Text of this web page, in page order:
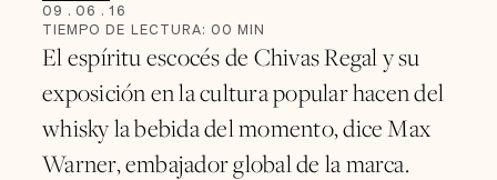
09 . 06 . 16
TIEMPO DE LECTURA: 00 MIN
El espíritu escocés de Chivas Regal y su
exposición en la cultura popular hacen del
whisky la bebida del momento, dice Max
Warner, embajador global de la marca.